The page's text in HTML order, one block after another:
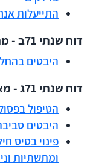
התייעלות
דוח שנתי 71ב - מרץ 2021:
היבטים
דוח שנתי 71ג - מאי 2021:
הטיפול
היבטים
ומתשתיות